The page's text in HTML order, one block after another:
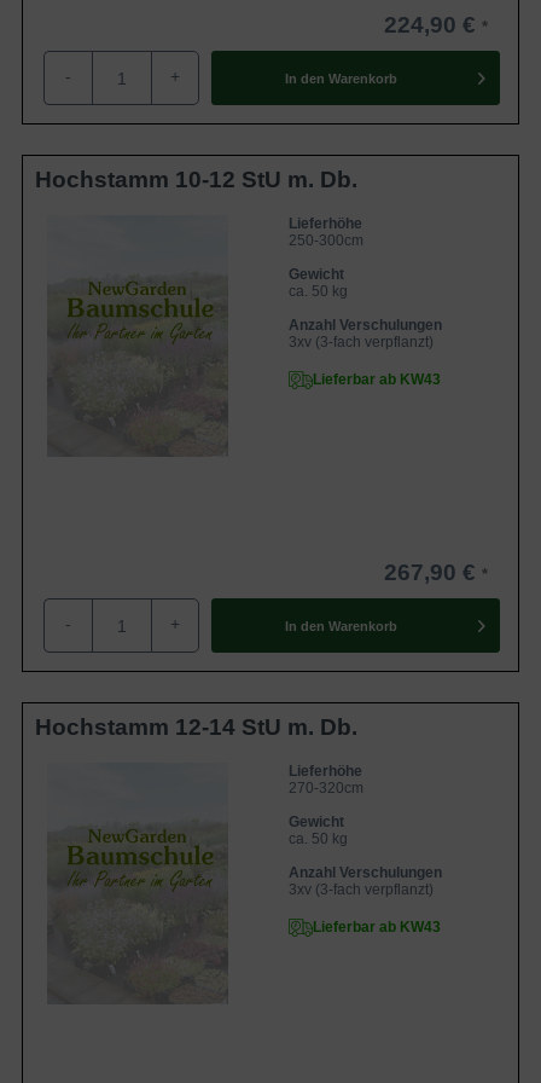
verarbeiten. Es ist beliebt bei vielen Tischlern und für
224,90 €
- + In den Warenkorb
Hochstamm 10-12 StU m. Db.
Lieferhöhe
250-300cm
Gewicht
ca. 50 kg
Anzahl Verschulungen
3xv (3-fach verpflanzt)
Lieferbar ab KW43
267,90 €
- + In den Warenkorb
Hochstamm 12-14 StU m. Db.
Lieferhöhe
270-320cm
Gewicht
ca. 50 kg
Anzahl Verschulungen
3xv (3-fach verpflanzt)
Lieferbar ab KW43